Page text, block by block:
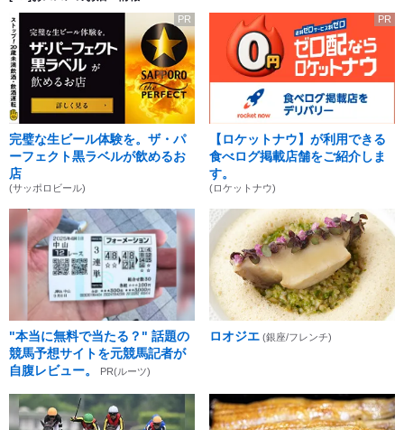
PR
完璧な生ビール体験を。ザ・パ
ーフェクト黒ラベルが飲めるお
店
(サッポロビール)
PR
【ロケットナウ】が利用できる
食べログ掲載店舗をご紹介しま
す。
(ロケットナウ)
"本当に無料で当たる？" 話題の
競馬予想サイトを元競馬記者が
自腹レビュー。
PR(ルーツ)
ロオジエ (銀座/フレンチ)